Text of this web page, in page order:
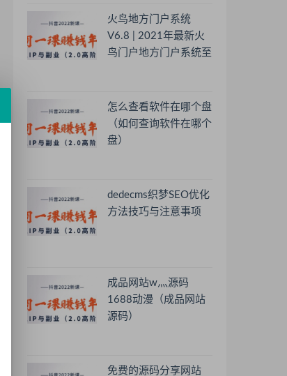
火鸟地方门户系统
V6.8 | 2021年最新火
鸟门户地方门户系统至
怎么查看软件在哪个盘
（如何查询软件在哪个
盘）
dedecms织梦SEO优化
方法技巧与注意事项
成品网站w灬源码
1688动漫（成品网站
源码）
免费的源码分享网站